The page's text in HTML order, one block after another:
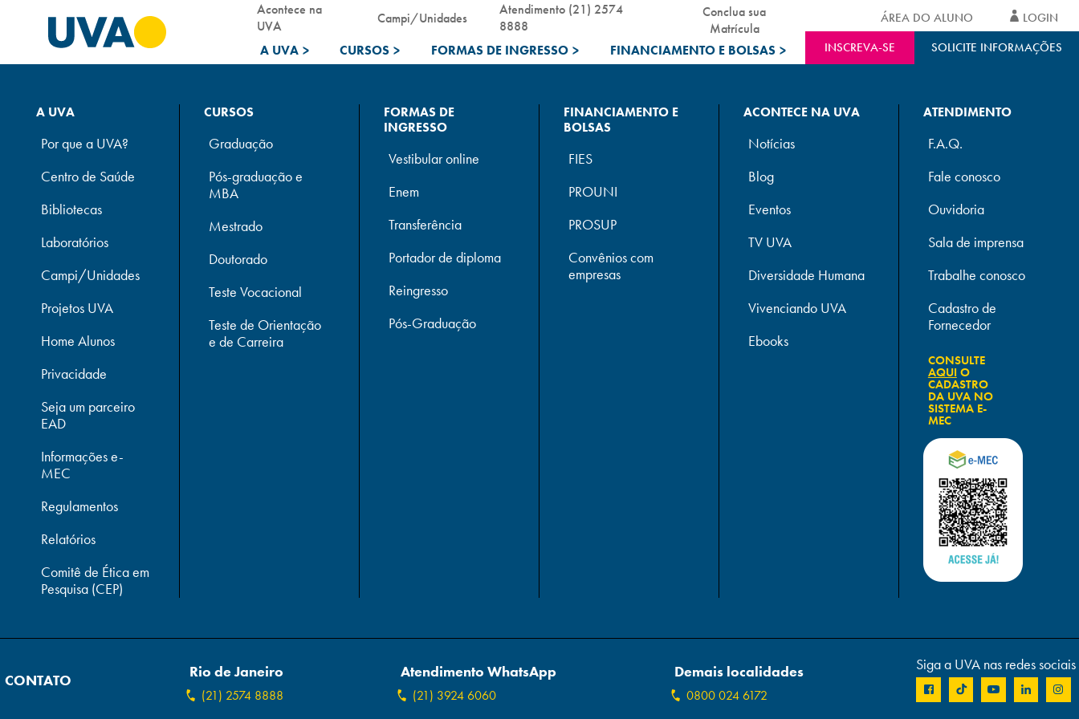
A UVA > CURSOS > FORMAS DE INGRESSO > FINANCIAMENTO E BOLSAS >
Acontece na
UVA
Campi/Unidades
Atendimento (21) 2574
8888
Conclua sua
Matrícula
INSCREVA-SE SOLICITE INFORMAÇÕES
ÁREA DO ALUNO LOGIN
A UVA
Por que a UVA?
Centro de Saúde
Bibliotecas
Laboratórios
Campi/Unidades
Projetos UVA
Home Alunos
Privacidade
Seja um parceiro
EAD
Informações e-
MEC
Regulamentos
Relatórios
Comitê de Ética em
Pesquisa (CEP)
CURSOS
Graduação
Pós-graduação e
MBA
Mestrado
Doutorado
Teste Vocacional
Teste de Orientação
e de Carreira
FORMAS DE
INGRESSO
Vestibular online
Enem
Transferência
Portador de diploma
Reingresso
Pós-Graduação
FINANCIAMENTO E
BOLSAS
FIES
PROUNI
PROSUP
Convênios com
empresas
ACONTECE NA UVA
Notícias
Blog
Eventos
TV UVA
Diversidade Humana
Vivenciando UVA
Ebooks
ATENDIMENTO
F.A.Q.
Fale conosco
Ouvidoria
Sala de imprensa
Trabalhe conosco
Cadastro de
Fornecedor
CONSULTE
AQUIO
CADASTRO
DA UVA NO
SISTEMA E-
MEC
CONTATO Rio de Janeiro
(21) 2574 8888
Atendimento WhatsApp
(21) 3924 6060
Demais localidades
0800 024 6172
Siga a UVA nas redes sociais